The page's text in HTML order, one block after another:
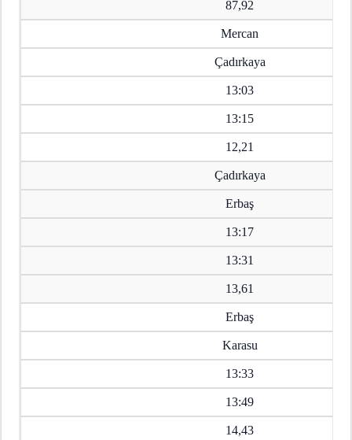
87,92
Mercan
Çadırkaya
13:03
13:15
12,21
Çadırkaya
Erbaş
13:17
13:31
13,61
Erbaş
Karasu
13:33
13:49
14,43